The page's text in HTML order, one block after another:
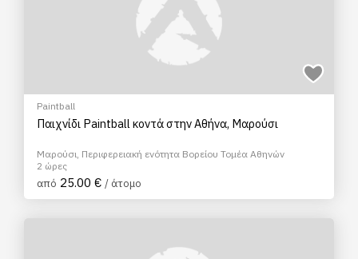
Paintball
Παιχνίδι Paintball κοντά στην Αθήνα, Μαρούσι
Μαρούσι, Περιφερειακή ενότητα Βορείου Τομέα Αθηνών
2 ώρες
από 25.00 € / άτομο